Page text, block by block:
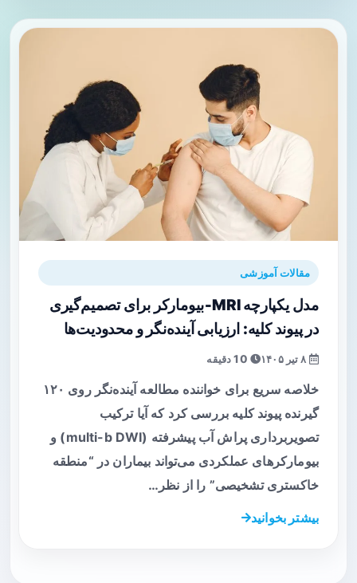
مقالات آموزشی
مدل یکپارچه MRI‑بیومارکر برای تصمیم‌گیری
در پیوند کلیه: ارزیابی آینده‌نگر و محدودیت‌ها
خلاصه سریع برای خواننده مطالعه آینده‌نگر روی ۱۲۰
گیرنده پیوند کلیه بررسی کرد که آیا ترکیب
تصویربرداری پراش آب پیشرفته (multi-b DWI) و
بیومارکرهای عملکردی می‌تواند بیماران در “منطقه
خاکستری تشخیصی” را از نظر…
بیشتر بخوانید